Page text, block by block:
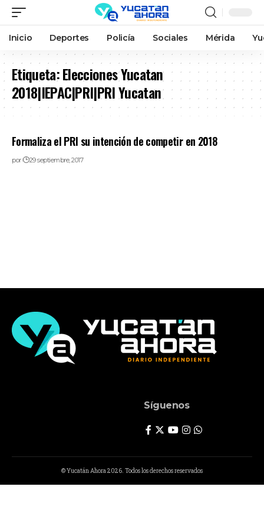
Inicio Deportes Policía Sociales Mérida
Etiqueta:Elecciones Yucatan
2018|IEPAC|PRI|PRI Yucatan
Formaliza el PRI su intención de competir en 2018
por 29 septiembre, 2017
Síguenos
© Yucatán Ahora 2026. Todos los derechos reservados